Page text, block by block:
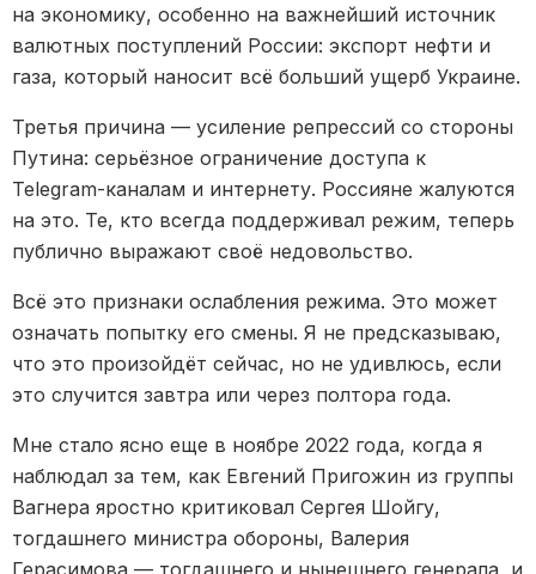
на экономику, особенно на важнейший источник
валютных поступлений России: экспорт нефти и
газа, который наносит всё больший ущерб Украине.
Третья причина — усиление репрессий со стороны
Путина: серьёзное ограничение доступа к
Telegram-каналам и интернету. Россияне жалуются
на это. Те, кто всегда поддерживал режим, теперь
публично выражают своё недовольство.
Всё это признаки ослабления режима. Это может
означать попытку его смены. Я не предсказываю,
что это произойдёт сейчас, но не удивлюсь, если
это случится завтра или через полтора года.
Мне стало ясно еще в ноябре 2022 года, когда я
наблюдал за тем, как Евгений Пригожин из группы
Вагнера яростно критиковал Сергея Шойгу,
тогдашнего министра обороны, Валерия
Герасимова — тогдашнего и нынешнего генерала, и